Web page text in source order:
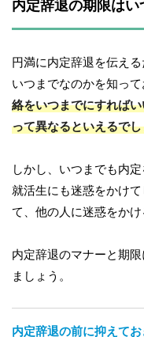
内定辞退の期限は
円満に内定辞退を伝え
いつまでなのかを知って
絡をいつまでにすれば
って異なるといえるで
しかし、いつまでも内
就活生にも迷惑をかけ
て、他の人に迷惑をかけ
内定辞退のマナーと期
ましょう。
内定辞退の前に抑えて